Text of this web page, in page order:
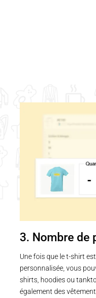
3. Nombre de
Une fois que le t-shirt
personnalisée, vous
shirts, hoodies ou
également des